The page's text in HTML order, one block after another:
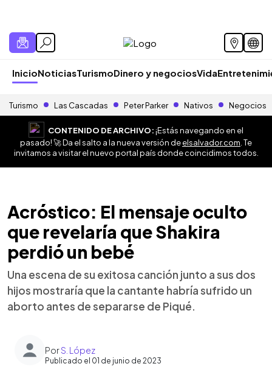
InicioNoticiasTurismoDinero y negociosVida
Turismo Las Cascadas Peter Parker Nativos Negocios
CONTENIDO DE ARCHIVO:¡Estás navegando en el
pasado! 🚀 Da el salto a la nueva versión deelsalvador.com . Te
invitamos a visitar el nuevo portal país donde coincidimos todos.
Acróstico: El mensaje oculto
que revelaría que Shakira
perdió un bebé
Una escena de su exitosa canción junto a sus dos
hijos mostraría que la cantante habría sufrido un
aborto antes de separarse de Piqué.
PorS. López
Publicado el 01 de junio de 2023